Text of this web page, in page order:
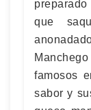
que
famosos
sabor y